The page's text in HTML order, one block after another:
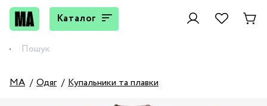
Каталог
MA Одяг Купальники та плавки